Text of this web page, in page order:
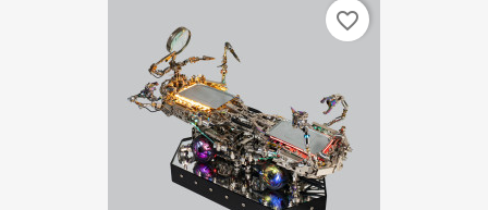
favorite_border